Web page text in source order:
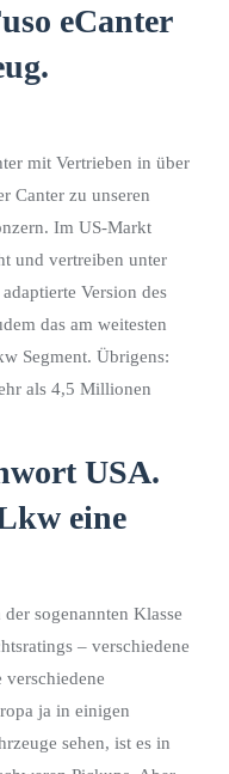
eCanter
mit Vertrieben in über
Canter zu unseren
Im US-Markt
und vertreiben unter
Version des
das am weitesten
Segment. Übrigens:
als 4,5 Millionen
USA.
eine
sogenannten Klasse
– verschiedene
ja in einigen
sehen, ist es in